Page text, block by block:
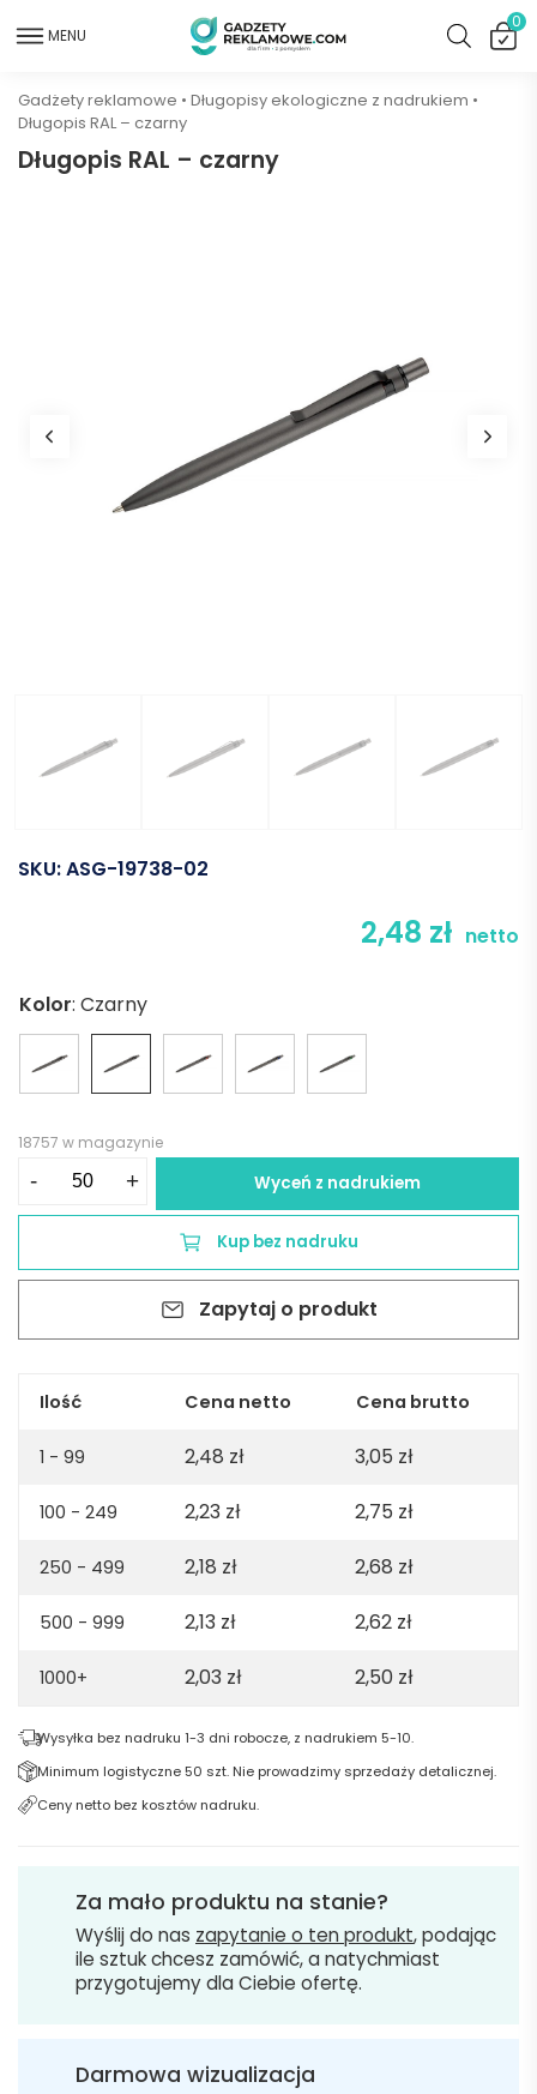
MENU
0
Gadżety reklamowe • Długopisy ekologiczne z nadrukiem •
Długopis RAL – czarny
Długopis RAL – czarny
SKU:ASG-19738-02
2,48 zł netto
Kolor: Czarny
18757 w magazynie
-
czarny
+ Wyceń z nadrukiem
Kup bez nadruku
Zapytaj o produkt
Ilość Cena netto Cena brutto
1 - 99 2,48 zł 3,05 zł
100 - 249 2,23 zł 2,75 zł
250 - 499 2,18 zł 2,68 zł
500 - 999 2,13 zł 2,62 zł
1000+ 2,03 zł 2,50 zł
Wysyłka bez nadruku 1-3 dni robocze, z nadrukiem 5-10.
Minimum logistyczne 50 szt. Nie prowadzimy sprzedaży detalicznej.
Ceny netto bez kosztów nadruku.
Za mało produktu na stanie?
Wyślij do nas zapytanie o ten produkt, podając
ile sztuk chcesz zamówić, a natychmiast
przygotujemy dla Ciebie ofertę.
Darmowa wizualizacja